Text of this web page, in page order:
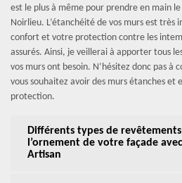
est le plus à même pour prendre en main
Noirlieu. L’étanchéité de vos murs est
confort et votre protection contre les
assurés. Ainsi, je veillerai à apporter tous
vos murs ont besoin. N’hésitez donc pas à
vous souhaitez avoir des murs étanches et
protection.
Différents types de
l’ornement de votre façade
Artisan